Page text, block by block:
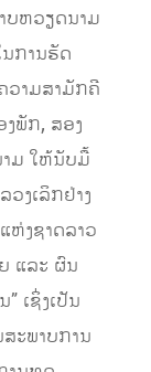
ບຫວຽດນາມ
ການຮັດ
ວາມສາມັກຄີ
ພັກ, ສອງ
ມ ໃຫ້ນັບມື້
ງເລິກຢ່າງ
ຫ່ງຊາດລາວ
ແລະ ຜົນ
ເຊິ່ງເປັນ
ະພາບການ